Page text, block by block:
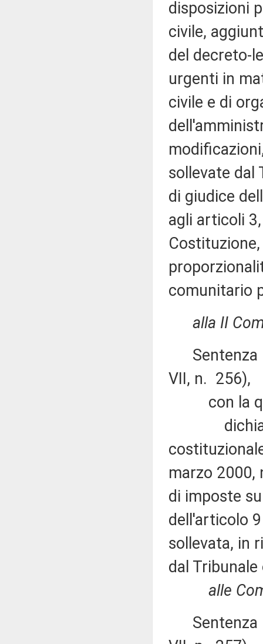
disposizioni
civile,
del decreto-
urgenti in
civile e di
sollevate dal
di giudice
agli articoli
comunitario
alla II
Sentenza
VII, n. 256),
con la
dichiara
marzo 2000,
di imposte
dell'articolo
sollevata, in
dal
alle
Sentenza